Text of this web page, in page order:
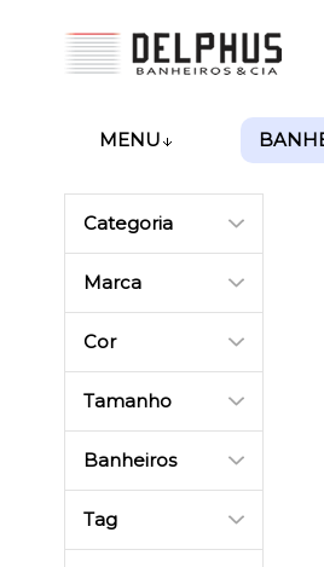
MENU
Categoria
Marca
Cor
Tamanho
Banheiros
Tag